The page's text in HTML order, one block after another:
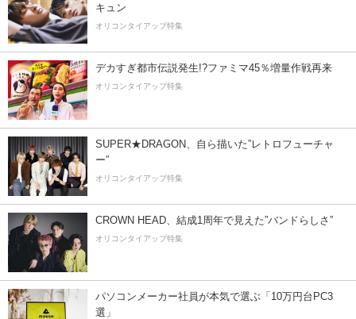
キュン
オリコンタイアップ特集
デカすぎ都市伝説発生!?ファミマ45％増量作戦再来
オリコンタイアップ特集
SUPER★DRAGON、自ら描いた”レトロフューチャ
ー”
オリコンタイアップ特集
CROWN HEAD、結成1周年で見えた”バンドらしさ”
オリコンタイアップ特集
パソコンメーカー社員が本気で選ぶ「10万円台PC3
選」